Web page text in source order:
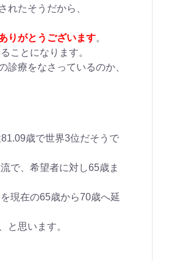
れたそうだから、
りがとうございます。
ことになります。
診療をなさっているのか、
歳で世界3位だそうで
で、希望者に対し65歳ま
現在の65歳から70歳へ延
と思います。